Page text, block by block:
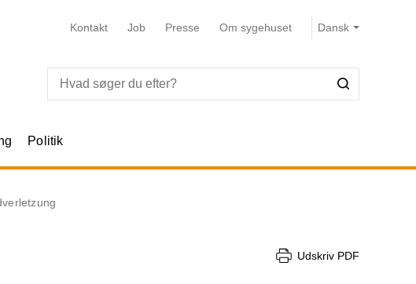
Kontakt Job Presse Om sygehuset
Politik
Udskriv PDF